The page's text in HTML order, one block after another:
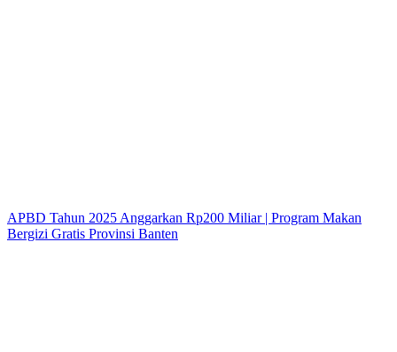
APBD Tahun 2025 Anggarkan Rp200 Miliar | Program Makan
Bergizi Gratis Provinsi Banten